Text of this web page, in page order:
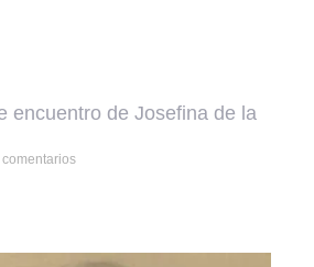
encuentro de Josefina de la